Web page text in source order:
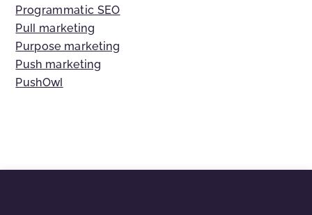
Programmatic SEO
Pull marketing
Purpose marketing
Push marketing
PushOwl